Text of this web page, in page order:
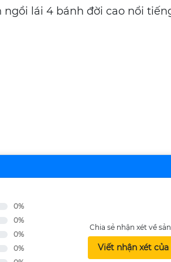
lái 4 bánh đời cao nổi
0%
0%
0%
0%
Chia sẻ nhận xét về
Viết nhận xét của